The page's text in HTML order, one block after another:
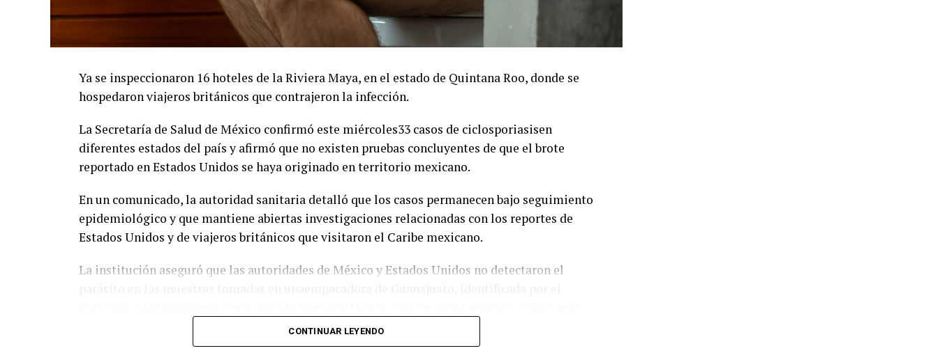
Ya se inspeccionaron 16 hoteles de la Riviera Maya, en el estado de Quintana Roo, donde se
hospedaron viajeros británicos que contrajeron la infección.
La Secretaría de Salud de México confirmó este miércoles33 casos de ciclosporiasisen
diferentes estados del país y afirmó que no existen pruebas concluyentes de que el brote
reportado en Estados Unidos se haya originado en territorio mexicano.
En un comunicado, la autoridad sanitaria detalló que los casos permanecen bajo seguimiento
epidemiológico y que mantiene abiertas investigaciones relacionadas con los reportes de
Estados Unidos y de viajeros británicos que visitaron el Caribe mexicano.
La institución aseguró que las autoridades de México y Estados Unidos no detectaron el
empacadora de lechugas que distribuye la compañía Taylor Farms a establecimientos como
CONTINUAR LEYENDO